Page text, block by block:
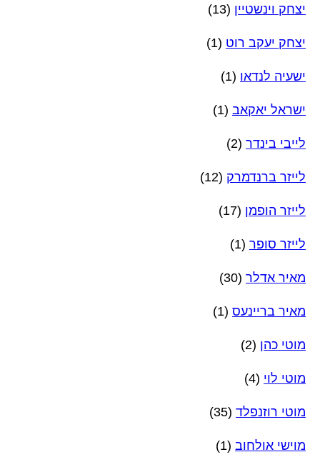
יצחק וינשטיין (13)
יצחק יעקב רוט (1)
ישעיה לנדאו (1)
ישראל יאקאב (1)
לייבי בינדר (2)
לייזר ברנדמרק (12)
לייזר הופמן (17)
לייזר סופר (1)
מאיר אדלר (30)
מאיר בריינעס (1)
מוטי כהן (2)
מוטי לוי (4)
מוטי רוזנפלד (35)
מוישי אולחוב (1)